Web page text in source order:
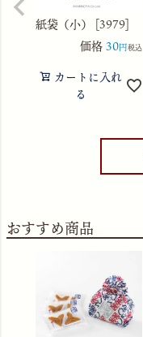
紙袋（小） [3979]
価格30 税込
カートに入れ
る
おすすめ商品